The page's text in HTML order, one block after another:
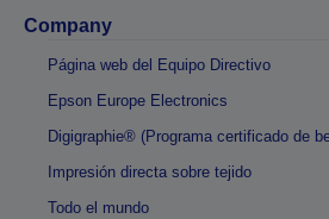
Company
Página web del Equipo Directivo
Epson Europe Electronics
Digigraphie® (Programa certificado de
Impresión directa sobre tejido
Todo el mundo